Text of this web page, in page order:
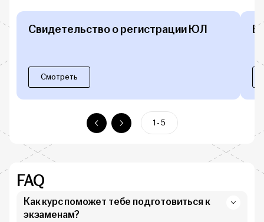
Свидетельство о регистрации ЮЛ
Смотреть
1 - 5
FAQ
Как курс поможет тебе подготовиться к
экзаменам?